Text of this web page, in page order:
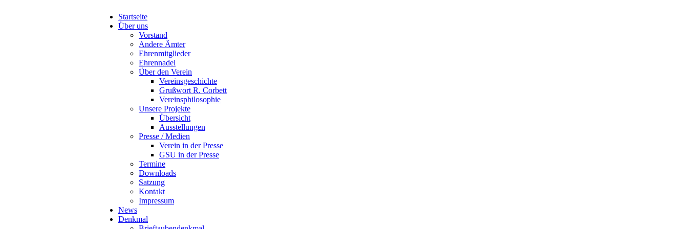
Startseite
Über uns
Vorstand
Andere Ämter
Ehrenmitglieder
Ehrennadel
Über den Verein
Vereinsgeschichte
Grußwort R. Corbett
Vereinsphilosophie
Unsere Projekte
Übersicht
Ausstellungen
Presse / Medien
Verein in der Presse
GSU in der Presse
Termine
Downloads
Satzung
Kontakt
Impressum
News
Denkmal